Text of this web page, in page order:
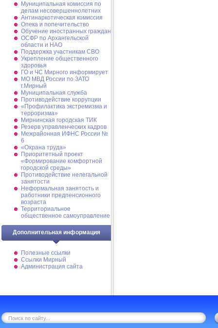
Муниципальная комиссия по
делам несовершеннолетних
Антинаркотическая комиссия
Опека и попечительство
Обучение иностранных граждан
ОСФР по Архангельской
области и НАО
Поддержка участникам СВО
Укрепление общественного
здоровья
ГО и ЧС Мирного информирует
МО МВД России по ЗАТО
г.Мирный
Муниципальная cлужба
Противодействие коррупции
«Профилактика экстремизма и
терроризма»
Мирнинская городская ТИК
Резерв управленческих кадров
Межрайонная ИФНС России №
6
«Охрана труда»
Приоритетный проект
«Формирование комфортной
городской среды»
Противодействие нелегальной
занятости
Неформальная занятость и
работники предпенсионного
возраста
Территориальное
общественное самоуправление
Дополнительная информация
Полезные ссылки
Ссылки Мирный
Администрация сайта